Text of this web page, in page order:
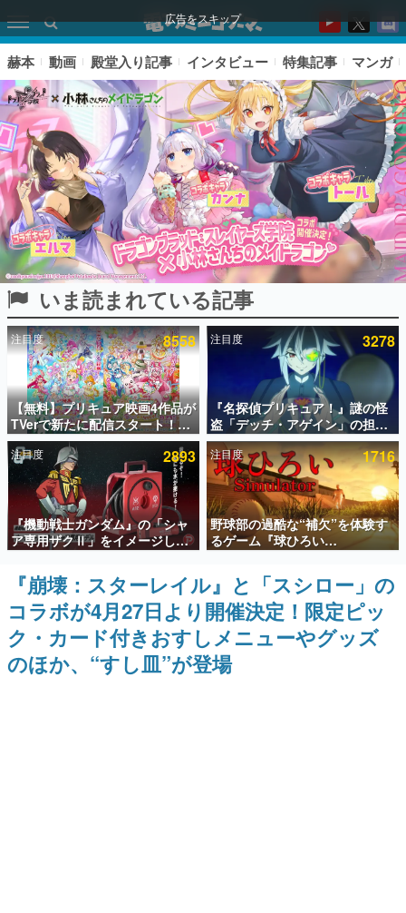
広告をスキップ
ピックアップ
電ファミのいま読まれている記事ランキング
アプリセール情報
インタビュー
連載・特集一覧
殿堂入り記事
SNS拡散数が数千以上！ ページビュー数万以上！ などな
ど。多くの人々に読まれた、電ファミ渾身の“殿堂入り”記
事をまとめました。
ゲームの企画書
名作ゲームクリエイターの方々に製作時のエピソードをお
聞きし、ヒットする企画（ゲーム）とは何か？を探ってい
きます。
赫本
この物語を解いてはいけない。『赫本』は、〈試験問題〉
赫本 動画 殿堂入り記事 インタビュー 特集記事 マンガ
いま読まれている記事
注目度 8558
【無料】プリキュア映画4作品が
TVerで新たに配信スタート！な
んと2018年～2024年の映画ほぼ
すべてが見放題に、ぶっちゃけ
ありえないラインナップ
注目度 3278
『名探偵プリキュア！』謎の怪
盗「デッチ・アゲイン」の担当
キャストは天﨑滉平さんと判
明。『Re:ゼロから始める異世
界生活』オットー役、『ヒプノ
シスマイク』山田三郎役など
注目度 2893
『機動戦士ガンダム』の「シャ
ア専用ザクⅡ」をイメージした
散水ホースリールが予約開始。
本体にはシャアのパーソナルマ
ークやジオン公国軍のエンブレ
ム、型式番号などを配置
注目度 1716
野球部の過酷な“補欠”を体験す
るゲーム『球ひろい
Simulator』が「1件」のウィッ
シュリストをもとにチェコ語に
対応しSNSで話題に。『キング
ダム・カム』開発元やチェコの
プロ野球選手から称賛の声
『崩壊：スターレイル』と「スシロー」の
コラボが4月27日より開催決定！限定ピッ
ク・カード付きおすしメニューやグッズ
のほか、“すし皿”が登場